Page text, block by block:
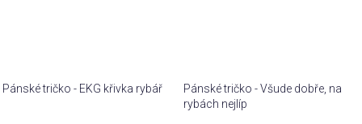
Pánské tričko - EKG křivka rybář
Pánské tričko - Všude dobře, na
rybách nejlíp